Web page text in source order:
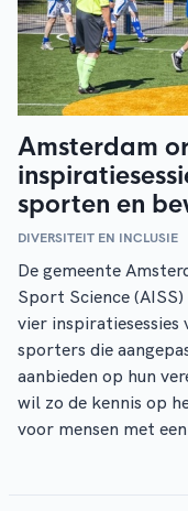
Amsterdam
sporten en
DIVERSITEIT EN INCLUSIE
De gemeente
Sport Science
vier
sporters die
aanbieden op hun
wil zo de kennis op
voor mensen met